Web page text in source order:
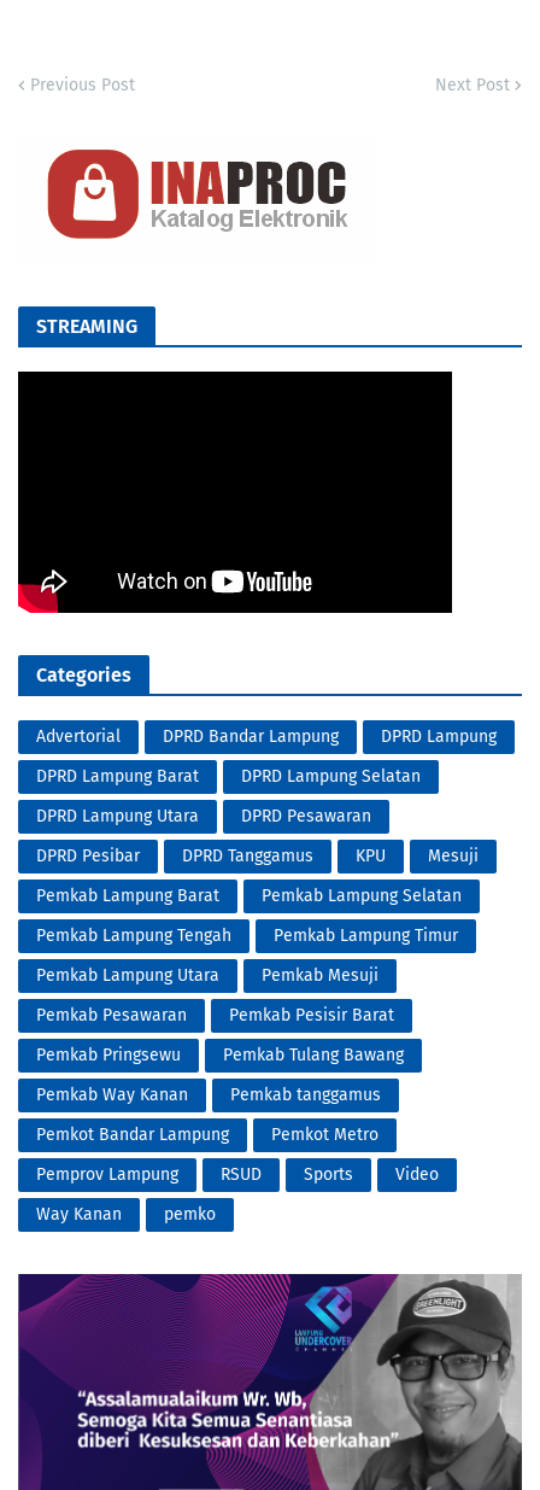
Previous Post Next Post
STREAMING
Categories
Advertorial DPRD Bandar Lampung
DPRD Lampung
DPRD Lampung Barat
DPRD Lampung Selatan
DPRD Lampung Utara
DPRD Pesawaran
DPRD Pesibar
DPRD Tanggamus KPU
Mesuji
Pemkab Lampung Barat
Pemkab Lampung Selatan
Pemkab Lampung Tengah
Pemkab Lampung Timur
Pemkab Lampung Utara
Pemkab Mesuji
Pemkab Pesawaran
Pemkab Pesisir Barat
Pemkab Pringsewu
Pemkab Tulang Bawang
Pemkab Way Kanan
Pemkab tanggamus
Pemkot Bandar Lampung
Pemkot Metro
Pemprov Lampung
RSUD Sports
Video
Way Kanan
pemko